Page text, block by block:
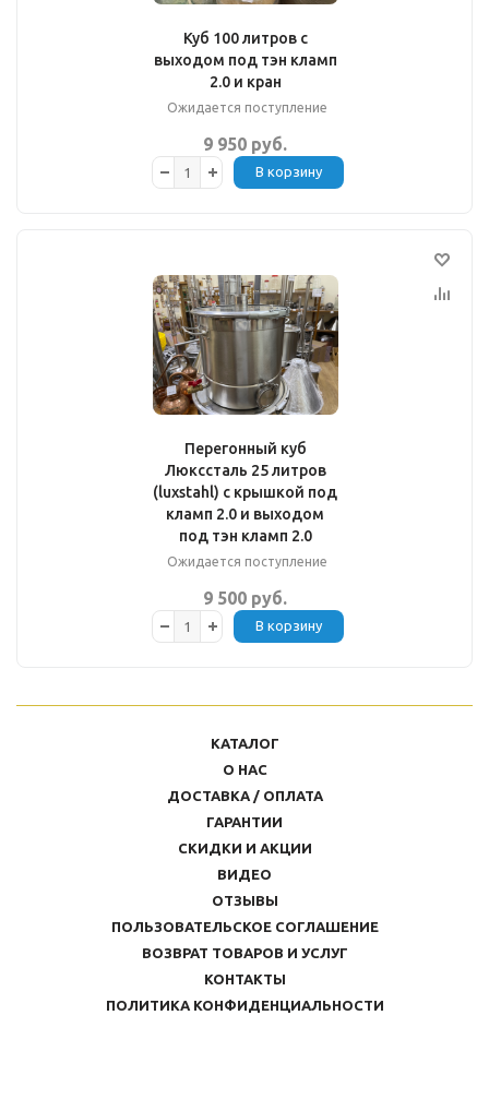
Куб 100 литров с
выходом под тэн кламп
2.0 и кран
Ожидается поступление
9 950 руб.
В корзину
Перегонный куб
Люкссталь 25 литров
(luxstahl) с крышкой под
кламп 2.0 и выходом
под тэн кламп 2.0
Ожидается поступление
9 500 руб.
В корзину
КАТАЛОГ
О НАС
ДОСТАВКА / ОПЛАТА
ГАРАНТИИ
СКИДКИ И АКЦИИ
ВИДЕО
ОТЗЫВЫ
ПОЛЬЗОВАТЕЛЬСКОЕ СОГЛАШЕНИЕ
ВОЗВРАТ ТОВАРОВ И УСЛУГ
КОНТАКТЫ
ПОЛИТИКА КОНФИДЕНЦИАЛЬНОСТИ